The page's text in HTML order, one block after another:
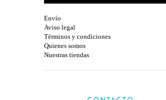
Envío
Aviso legal
Términos y condiciones
Quienes somos
Nuestras tiendas